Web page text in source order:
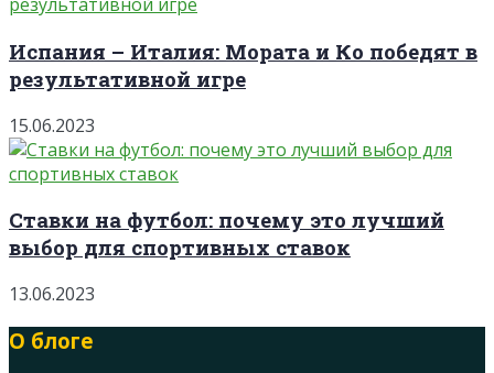
Испания – Италия: Мората и Ко победят в
результативной игре
15.06.2023
Ставки на футбол: почему это лучший
выбор для спортивных ставок
13.06.2023
О блоге